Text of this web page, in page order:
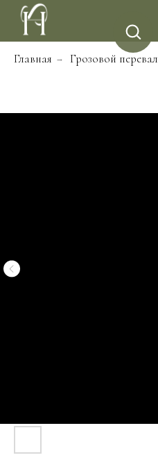
Главная → Грозовой перевал